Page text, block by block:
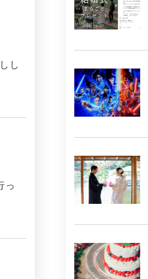
し
っ